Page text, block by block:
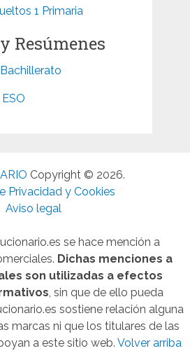
1 Primaria
Resúmenes
Copyright © 2026.
Privacidad y Cookies
Aviso legal
se hace mención a
Dichas menciones a
son utilizadas a efectos
, sin que de ello pueda
sostiene relación alguna
marcas ni que los titulares de las
a este sitio web. Volver arriba